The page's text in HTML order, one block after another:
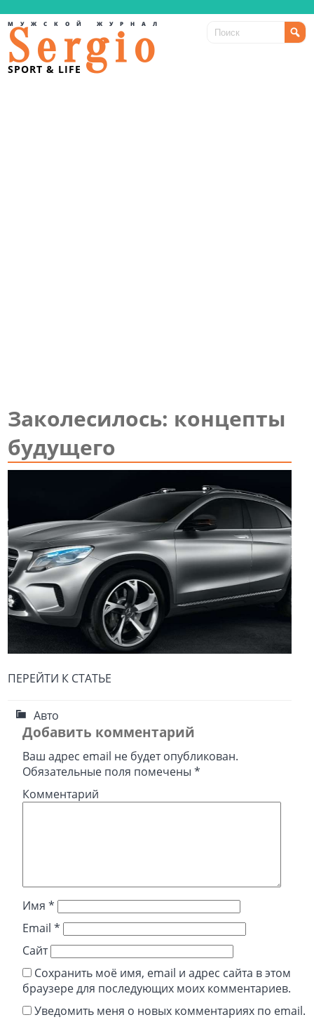
Sergio
SPORT & LIFE
МУЖСКОЙ ЖУРНАЛ
Заколесилось: концепты
будущего
ПЕРЕЙТИ К СТАТЬЕ
Авто
Добавить комментарий
Ваш адрес email не будет опубликован.
Обязательные поля помечены*
Комментарий
Имя*
Email*
Сайт
Сохранить моё имя, email и адрес сайта в этом
браузере для последующих моих комментариев.
Уведомить меня о новых комментариях по email.